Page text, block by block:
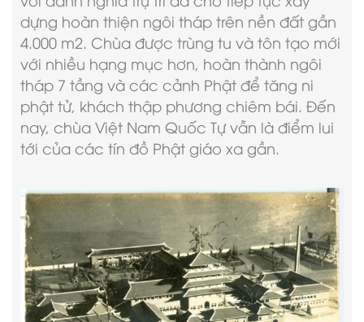
dựng hoàn thiện ngôi tháp trên nền đất gần
4.000 m2. Chùa được trùng tu và tôn tạo mới
với nhiều hạng mục hơn, hoàn thành ngôi
tháp 7 tầng và các cảnh Phật để tăng ni
phật tử, khách thập phương chiêm bái. Đến
nay, chùa Việt Nam Quốc Tự vẫn là điểm lui
tới của các tín đồ Phật giáo xa gần.